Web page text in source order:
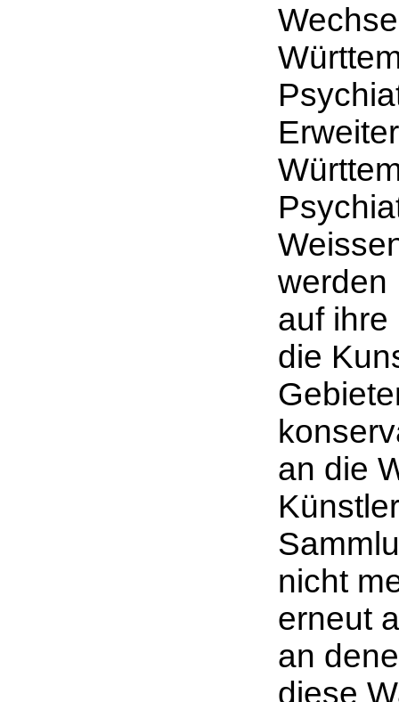
werden
auf ihre
die
an die
nicht
erneut
an
diese